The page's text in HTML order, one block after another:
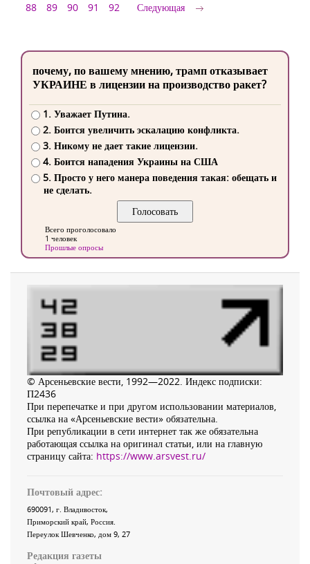
88
89 90 91 92 Следующая
почему, по вашему мнению, трамп отказывает
УКРАИНЕ в лицензии на производство ракет?
1. Уважает Путина.
2. Боится увеличить эскалацию конфликта.
3. Никому не дает такие лицензии.
4. Боится нападения Украины на США
5. Просто у него манера поведения такая: обещать и
не сделать.
Всего проголосовало
1 человек
Прошлые опросы
© Арсеньевские вести, 1992—2022. Индекс подписки:
П2436
При перепечатке и при другом использовании материалов,
ссылка на «Арсеньевские вести» обязательна.
При републикации в сети интернет так же обязательна
работающая ссылка на оригинал статьи, или на главную
страницу сайта: https://www.arsvest.ru/
Почтовый адрес:
690091, г. Владивосток,
Приморский край, Россия
Переулок Шевченко, дом 9, 27
Редакция газеты